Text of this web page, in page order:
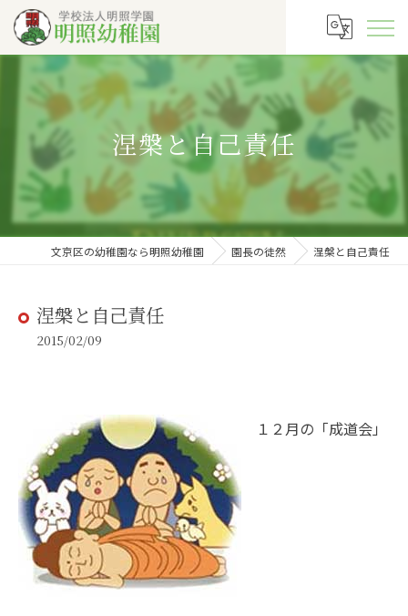
涅槃と自己責任
文京区の幼稚園なら明照幼稚園 園長の徒然 涅槃と自己責任
涅槃と自己責任
2015/02/09
１２月の「成道会」